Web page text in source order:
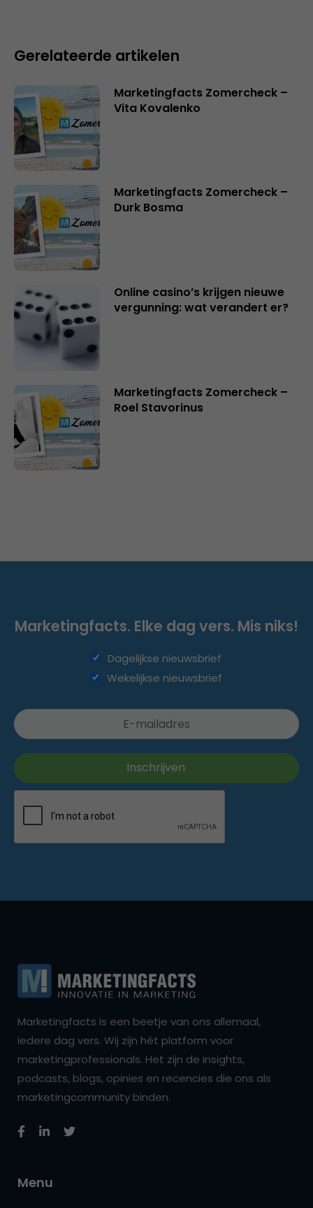
Gerelateerde artikelen
Marketingfacts Zomercheck –
Vita Kovalenko
Marketingfacts Zomercheck –
Durk Bosma
Online casino’s krijgen nieuwe
vergunning: wat verandert er?
Marketingfacts Zomercheck –
Roel Stavorinus
Marketingfacts. Elke dag vers. Mis niks!
Dagelijkse nieuwsbrief
Wekelijkse nieuwsbrief
Marketingfacts is een beetje van ons allemaal,
iedere dag vers. Wij zijn hét platform voor
marketingprofessionals. Het zijn de insights,
podcasts, blogs, opinies en recencies die ons als
marketingcommunity binden.
Menu